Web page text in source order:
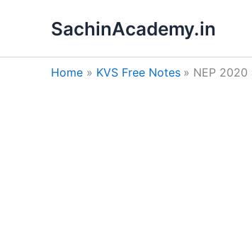
SachinAcademy.in
Home KVS Free Notes NEP 2020